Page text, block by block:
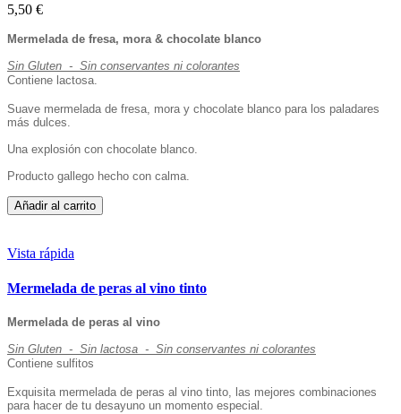
5,50 €
Mermelada de fresa, mora & chocolate blanco
Sin Gluten - Sin conservantes ni colorantes
Contiene lactosa.
Suave mermelada de fresa, mora y chocolate blanco para los paladares
más dulces.
Una explosión con chocolate blanco.
Producto gallego hecho con calma.
Añadir al carrito
Vista rápida
Mermelada de peras al vino tinto
Mermelada de peras al vino
Sin Gluten - Sin lactosa - Sin conservantes ni colorantes
Contiene sulfitos
Exquisita mermelada de peras al vino tinto, las mejores combinaciones
para hacer de tu desayuno un momento especial.